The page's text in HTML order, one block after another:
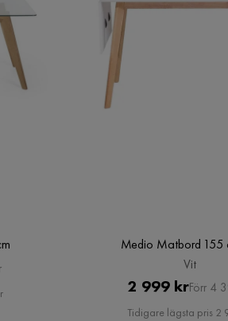
Medio Matbord 155
Vit
Pris
2 999 kr
Pris
Förr 4
Tidigare lägsta pris 2